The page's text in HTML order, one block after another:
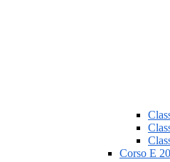
Corso E